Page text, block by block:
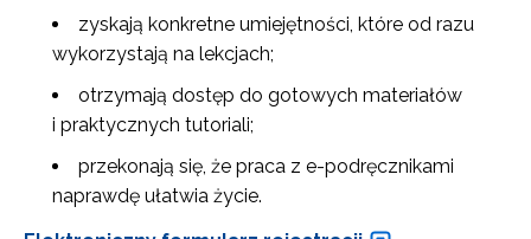
zyskają konkretne umiejętności, które od razu
wykorzystają na lekcjach;
otrzymają dostęp do gotowych materiałów
i praktycznych tutoriali;
przekonają się, że praca z e-podręcznikami
naprawdę ułatwia życie.